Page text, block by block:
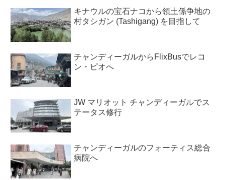
キナウルの宝石ナコから領土係争地の
村タシガン (Tashigang) を目指して
チャンディーガルからFlixBusでレコ
ン・ピオへ
JW マリオット チャンディーガルでス
テータス修行
チャンディーガルのフォーティス総合
病院へ